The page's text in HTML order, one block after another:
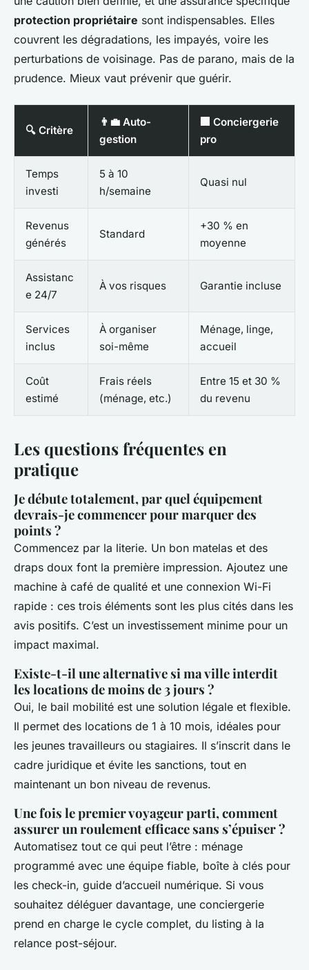
protection propriétaire sont indispensables. Elles
couvrent les dégradations, les impayés, voire les
perturbations de voisinage. Pas de parano, mais de la
prudence. Mieux vaut prévenir que guérir.
🔍 Critère
👨‍💼 Auto-
gestion
🏢 Conciergerie
pro
Temps
investi
5 à 10
h/semaine
Quasi nul
Revenus
générés
Standard
+30 % en
moyenne
Assistanc
e 24/7
À vos risques Garantie incluse
Services
inclus
À organiser
soi-même
Ménage, linge,
accueil
Coût
estimé
Frais réels
(ménage, etc.)
Entre 15 et 30 %
du revenu
Les questions fréquentes en
pratique
Je débute totalement, par quel équipement
devrais-je commencer pour marquer des
points ?
Commencez par la literie. Un bon matelas et des
draps doux font la première impression. Ajoutez une
machine à café de qualité et une connexion Wi-Fi
rapide : ces trois éléments sont les plus cités dans les
avis positifs. C’est un investissement minime pour un
impact maximal.
Existe-t-il une alternative si ma ville interdit
les locations de moins de 3 jours ?
Oui, le bail mobilité est une solution légale et flexible.
Il permet des locations de 1 à 10 mois, idéales pour
les jeunes travailleurs ou stagiaires. Il s’inscrit dans le
cadre juridique et évite les sanctions, tout en
maintenant un bon niveau de revenus.
Une fois le premier voyageur parti, comment
assurer un roulement efficace sans s’épuiser ?
Automatisez tout ce qui peut l’être : ménage
programmé avec une équipe fiable, boîte à clés pour
les check-in, guide d’accueil numérique. Si vous
souhaitez déléguer davantage, une conciergerie
prend en charge le cycle complet, du listing à la
relance post-séjour.